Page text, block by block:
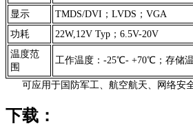
显示
TMDS/DVI； LVDS； VGA
功耗
22W,12V Typ； 6.5V-20V
温度范
围
工作温度：-25℃- +70℃； 存储
可应用于国防军工、航空航天、网络安全
下载：